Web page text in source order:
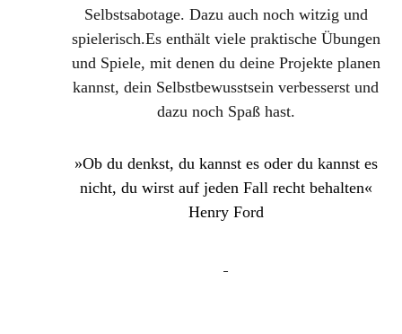
Selbstsabotage. Dazu auch noch witzig und
spielerisch.Es enthält viele praktische Übungen
und Spiele, mit denen du deine Projekte planen
kannst, dein Selbstbewusstsein verbesserst und
dazu noch Spaß hast.
»Ob du denkst, du kannst es oder du kannst es
nicht, du wirst auf jeden Fall recht behalten«
Henry Ford